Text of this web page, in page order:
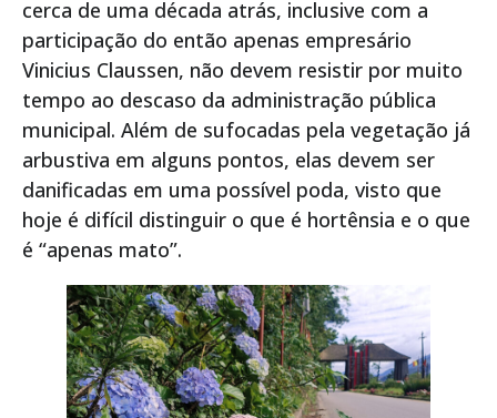
cerca de uma década atrás, inclusive com a
participação do então apenas empresário
Vinicius Claussen, não devem resistir por muito
tempo ao descaso da administração pública
municipal. Além de sufocadas pela vegetação já
arbustiva em alguns pontos, elas devem ser
danificadas em uma possível poda, visto que
hoje é difícil distinguir o que é hortênsia e o que
é “apenas mato”.